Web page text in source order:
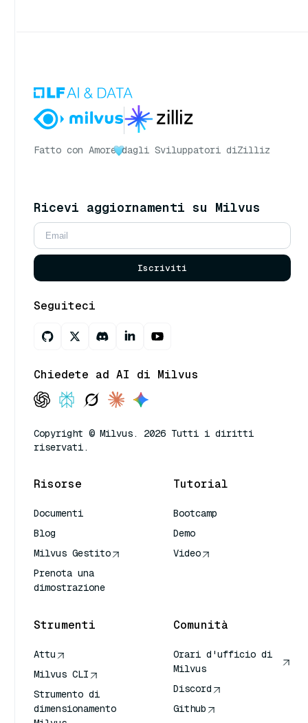
Fatto con Amore dagli Sviluppatori diZilliz
Ricevi aggiornamenti su Milvus
Iscriviti
Seguiteci
Chiedete ad AI di Milvus
Copyright © Milvus. 2026 Tutti i diritti
riservati.
Risorse
Documenti
Blog
Milvus Gestito
Prenota una
dimostrazione
Tutorial
Bootcamp
Demo
Video
Strumenti
Attu
Milvus CLI
Strumento di
dimensionamento
Comunità
Orari d'ufficio di
Milvus
Discord
Github